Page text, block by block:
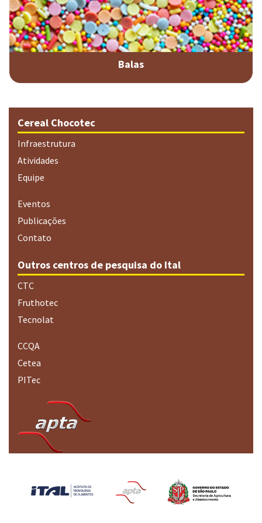
Balas
Cereal Chocotec
Infraestrutura
Atividades
Equipe
Eventos
Publicações
Contato
Outros centros de pesquisa do Ital
CTC
Fruthotec
Tecnolat
CCQA
Cetea
PITec